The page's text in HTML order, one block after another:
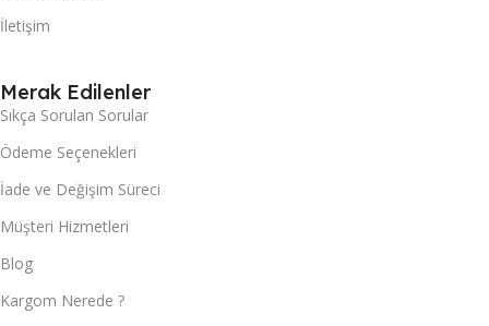
İletişim
Merak Edilenler
Sıkça Sorulan Sorular
Ödeme Seçenekleri
İade ve Değişim Süreci
Müşteri Hizmetleri
Blog
Kargom Nerede ?